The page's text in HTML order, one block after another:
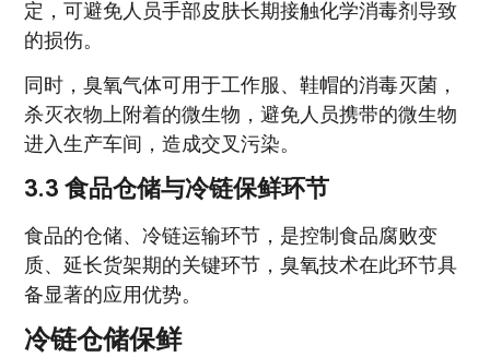
定，可避免人员手部皮肤长期接触化学消毒剂导致
的损伤。
同时，臭氧气体可用于工作服、鞋帽的消毒灭菌，
杀灭衣物上附着的微生物，避免人员携带的微生物
进入生产车间，造成交叉污染。
3.3 食品仓储与冷链保鲜环节
食品的仓储、冷链运输环节，是控制食品腐败变
质、延长货架期的关键环节，臭氧技术在此环节具
备显著的应用优势。
冷链仓储保鲜